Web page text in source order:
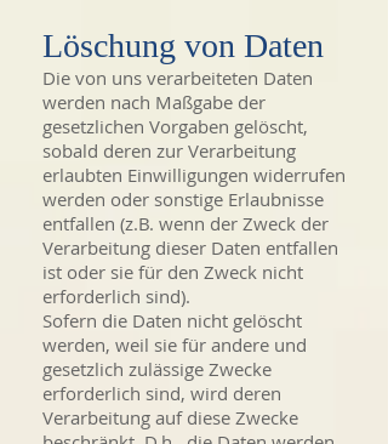
Löschung von Daten
Die von uns verarbeiteten Daten
werden nach Maßgabe der
gesetzlichen Vorgaben gelöscht,
sobald deren zur Verarbeitung
erlaubten Einwilligungen widerrufen
werden oder sonstige Erlaubnisse
entfallen (z.B. wenn der Zweck der
Verarbeitung dieser Daten entfallen
ist oder sie für den Zweck nicht
erforderlich sind).
Sofern die Daten nicht gelöscht
werden, weil sie für andere und
gesetzlich zulässige Zwecke
erforderlich sind, wird deren
Verarbeitung auf diese Zwecke